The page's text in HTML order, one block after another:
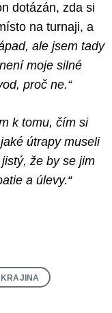
dotázán, zda si
na turnaji, a
ale jsem tady
moje silné
proč ne.“
k tomu, čím si
útrapy museli
že by se jim
a úlevy.“